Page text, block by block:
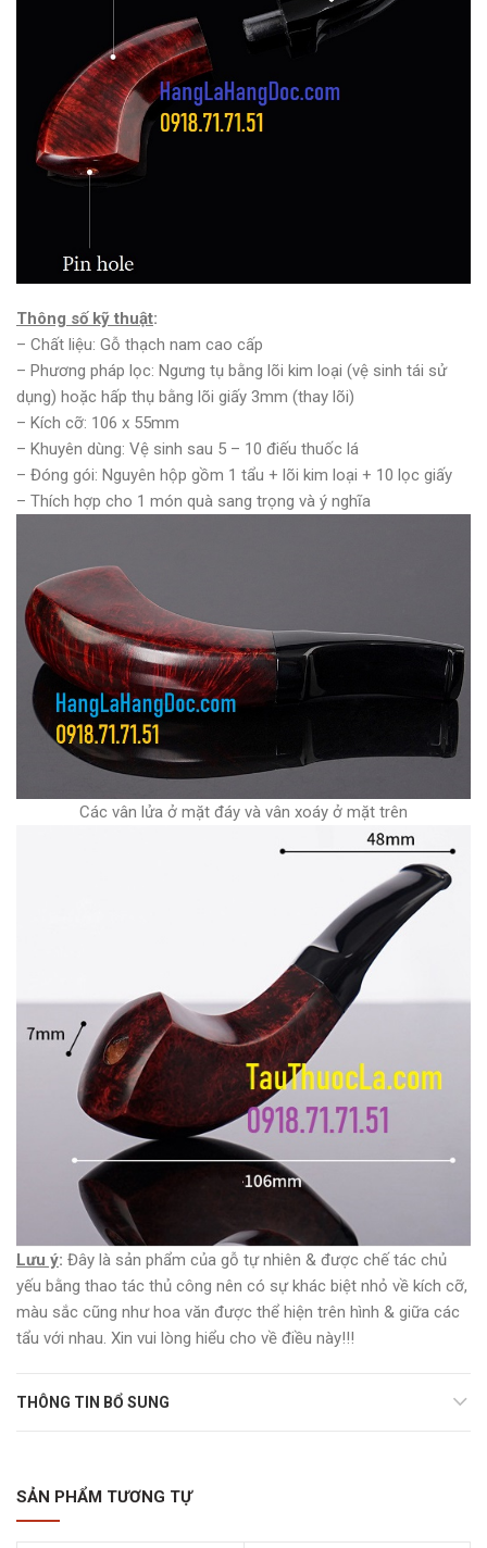
Thông số kỹ thuật:
– Chất liệu: Gỗ thạch nam cao cấp
– Phương pháp lọc: Ngưng tụ bằng lõi kim loại (vệ sinh tái sử
dụng) hoặc hấp thụ bằng lõi giấy 3mm (thay lõi)
– Kích cỡ: 106 x 55mm
– Khuyên dùng: Vệ sinh sau 5 – 10 điếu thuốc lá
– Đóng gói: Nguyên hộp gồm 1 tẩu + lõi kim loại + 10 lọc giấy
– Thích hợp cho 1 món quà sang trọng và ý nghĩa
Các vân lửa ở mặt đáy và vân xoáy ở mặt trên
Lưu ý: Đây là sản phẩm của gỗ tự nhiên & được chế tác chủ
yếu bằng thao tác thủ công nên có sự khác biệt nhỏ về kích cỡ,
màu sắc cũng như hoa văn được thể hiện trên hình & giữa các
tẩu với nhau. Xin vui lòng hiểu cho về điều này!!!
THÔNG TIN BỔ SUNG
SẢN PHẨM TƯƠNG TỰ